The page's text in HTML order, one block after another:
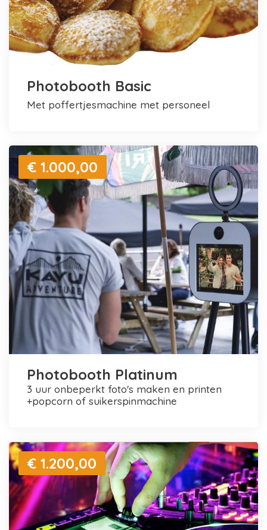
Photobooth Basic
met poffertjesmachine met personeel
€ 1.000,00
Photobooth Platinum
3 uur onbeperkt foto's maken en printen
+popcorn of suikerspinmachine
€ 1.200,00